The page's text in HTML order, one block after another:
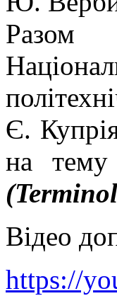
Разом
Є.
на тему
Відео
https://